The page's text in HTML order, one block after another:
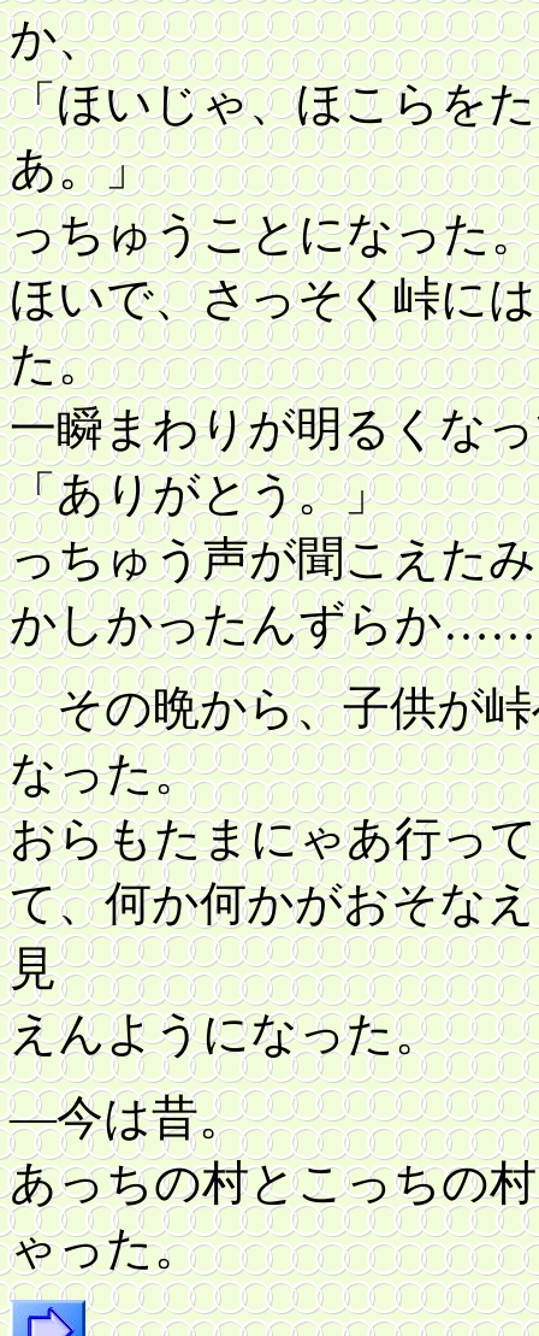
か、
「ほいじゃ、ほこらを
あ。」
っちゅうことになった。
ほいで、さっそく峠に
た。
一瞬まわりが明るくな
「ありがとう。」
っちゅう声が聞こえた
かしかったんずらか
その晩から、子供が峠
なった。
おらもたまにゃあ行っ
て、何か何かがおそな
見
えんようになった。
―今は昔。
あっちの村とこっちの
ゃった。